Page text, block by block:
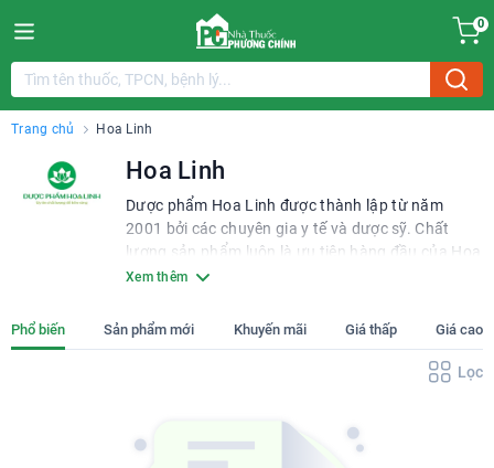
0
Trang chủ Hoa Linh
Hoa Linh
Dược phẩm Hoa Linh được thành lập từ năm
2001 bởi các chuyên gia y tế và dược sỹ. Chất
lượng sản phẩm luôn là ưu tiên hàng đầu của Hoa
Linh, chính vì vậy mà công ty đã đầu tư vào hai
Văn tuân thủ các tiêu chuẩn nghiêm ngặt.
Xem thêm
Phổ biến Sản phẩm mới Khuyến mãi Giá thấp Giá cao
Lọc